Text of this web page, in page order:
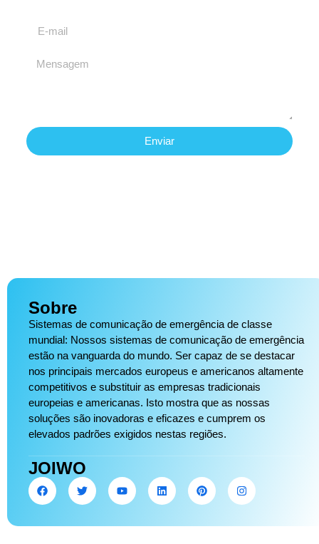
Enviar
Sobre
Sistemas de comunicação de emergência de classe
mundial: Nossos sistemas de comunicação de emergência
estão na vanguarda do mundo. Ser capaz de se destacar
nos principais mercados europeus e americanos altamente
competitivos e substituir as empresas tradicionais
europeias e americanas. Isto mostra que as nossas
soluções são inovadoras e eficazes e cumprem os
elevados padrões exigidos nestas regiões.
JOIWO